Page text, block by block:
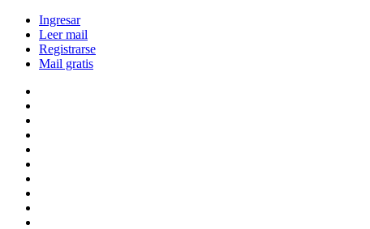
Ingresar
Leer mail
Registrarse
Mail gratis